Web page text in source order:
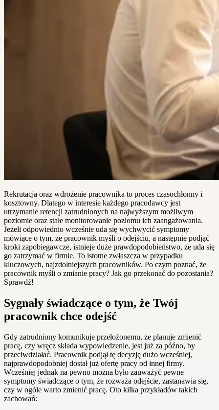
Rekrutacja oraz wdrożenie pracownika to proces czasochłonny i
kosztowny. Dlatego w interesie każdego pracodawcy jest
utrzymanie retencji zatrudnionych na najwyższym możliwym
poziomie oraz stałe monitorowanie poziomu ich zaangażowania.
Jeżeli odpowiednio wcześnie uda się wychwycić symptomy
mówiące o tym, że pracownik myśli o odejściu, a następnie podjąć
kroki zapobiegawcze, istnieje duże prawdopodobieństwo, że uda się
go zatrzymać w firmie. To istotne zwłaszcza w przypadku
kluczowych, najzdolniejszych pracowników. Po czym poznać, że
pracownik myśli o zmianie pracy? Jak go przekonać do pozostania?
Sprawdź!
Sygnały świadczące o tym, że Twój
pracownik chce odejść
Gdy zatrudniony komunikuje przełożonemu, że planuje zmienić
pracę, czy wręcz składa wypowiedzenie, jest już za późno, by
przeciwdziałać. Pracownik podjął tę decyzję dużo wcześniej,
najprawdopodobniej dostał już ofertę pracy od innej firmy.
Wcześniej jednak na pewno można było zauważyć pewne
symptomy świadczące o tym, że rozważa odejście, zastanawia się,
czy w ogóle warto zmienić pracę. Oto kilka przykładów takich
zachowań: